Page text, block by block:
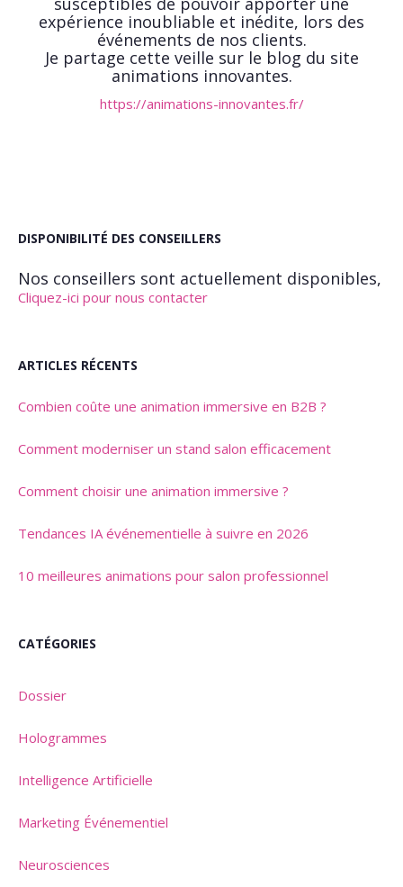
expérience inoubliable et inédite, lors des
événements de nos clients.
Je partage cette veille sur le blog du site
animations innovantes.
https://animations-innovantes.fr/
DISPONIBILITÉ DES CONSEILLERS
Nos conseillers sont actuellement disponibles,
Cliquez-ici pour nous contacter
ARTICLES RÉCENTS
Combien coûte une animation immersive en B2B ?
Comment moderniser un stand salon efficacement
Comment choisir une animation immersive ?
Tendances IA événementielle à suivre en 2026
10 meilleures animations pour salon professionnel
CATÉGORIES
Dossier
Hologrammes
Intelligence Artificielle
Marketing Événementiel
Neurosciences